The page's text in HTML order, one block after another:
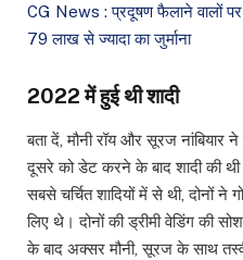
CG News : प्रदूषण फैलाने वालों पर
79 लाख से ज्यादा का जुर्माना
2022 में हुई थी शादी
बता दें, मौनी रॉय और सूरज
दूसरे को डेट करने के बाद शादी की
सबसे चर्चित शादियों में से थी, दोनों
लिए थे। दोनों की ड्रीमी वेडिंग की
के बाद अक्सर मौनी, सूरज के साथ